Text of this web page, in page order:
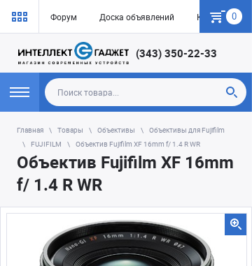
Форум Доска объявлений Как купить
0
(343) 350-22-33
Главная Товары Объективы
Объективы для Fujifilm
FUJIFILM
Объектив Fujifilm XF 16mm f/ 1.4 R WR
Объектив Fujifilm XF 16mm
f/ 1.4 R WR